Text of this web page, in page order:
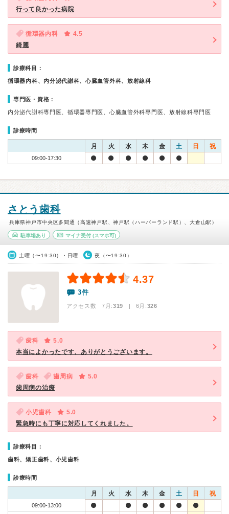
行って良かった病院
循環器内科
4.5
綺麗
診療科目：
循環器内科、内分泌代謝科、心臓血管外科、放射線科
専門医・資格：
内分泌代謝科専門医、循環器専門医、心臓血管外科専門医、放射線科専門医
診療時間
月 火 水 木 金 土 日 祝
09:00-17:30
さとう歯科
兵庫県神戸市中央区多聞通（高速神戸駅、神戸駅（ハーバーランド駅）、大倉山駅）
駐車場あり マイナ受付(スマホ可)
土曜（〜19:30）・日曜 夜（〜19:30）
4.37
3件
アクセス数 7月:319 | 6月:326
歯科
5.0
本当によかったです、ありがとうございます。
歯科 歯周病
5.0
歯周病の治療
小児歯科
5.0
緊急時にも丁寧に対応してくれました。
診療科目：
歯科、矯正歯科、小児歯科
診療時間
月 火 水 木 金 土 日 祝
09:00-13:00